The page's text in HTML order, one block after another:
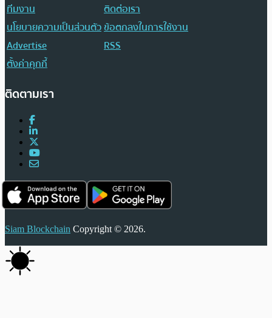
ทีมงาน
ติดต่อเรา
นโยบายความเป็นส่วนตัวข้อตกลงในการใช้งาน
Advertise
RSS
ตั้งค่าคุกกี้
ติดตามเรา
Siam Blockchain Copyright © 2026.